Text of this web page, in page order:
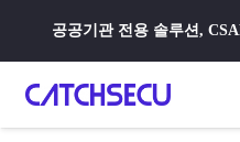
공공기관 전용 솔루션,